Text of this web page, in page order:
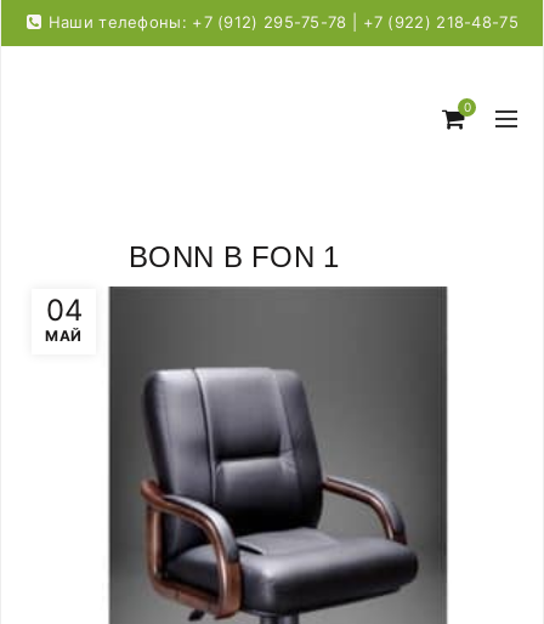
Наши телефоны: +7 (912) 295-75-78 | +7 (922) 218-48-75
0
04
МАЙ
BONN B FON 1